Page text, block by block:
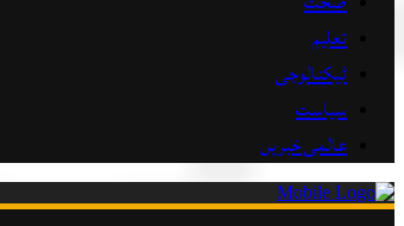
تعلیم
ٹیکنالوجی
سیاست
عالمی خبریں